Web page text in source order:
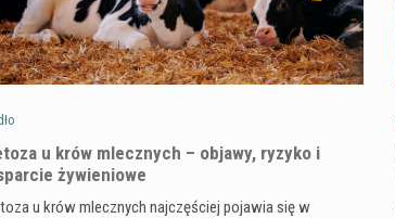
u krów mlecznych – objawy, ryzyko i
żywieniowe
u krów mlecznych najczęściej pojawia się w